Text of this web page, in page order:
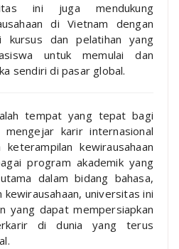
ini juga mendukung
di Vietnam dengan
kursus dan pelatihan yang
untuk memulai dan
sendiri di pasar global.
tempat yang tepat bagi
karir internasional
kewirausahaan
program akademik yang
dalam bidang bahasa,
universitas ini
yang dapat mempersiapkan
di dunia yang terus